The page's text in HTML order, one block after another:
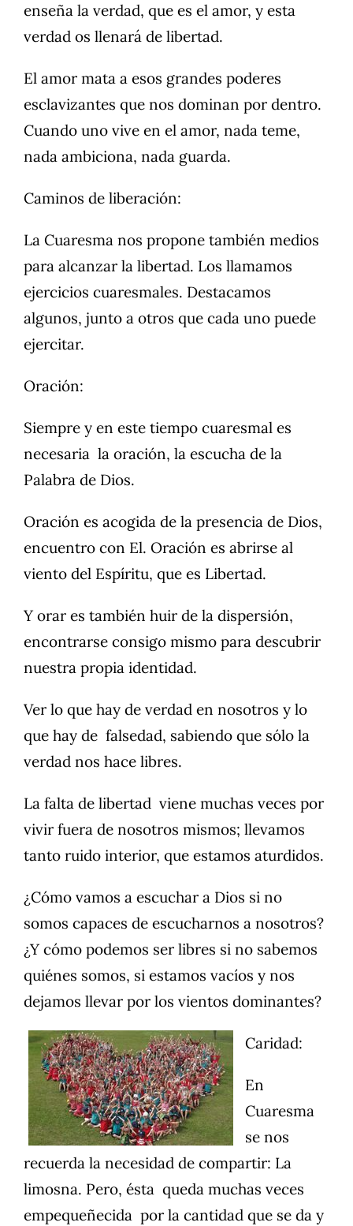
enseña la verdad, que es el amor, y esta
verdad os llenará de libertad.
El amor mata a esos grandes poderes
esclavizantes que nos dominan por dentro.
Cuando uno vive en el amor, nada teme,
nada ambiciona, nada guarda.
Caminos de liberación:
La Cuaresma nos propone también medios
para alcanzar la libertad. Los llamamos
ejercicios cuaresmales. Destacamos
algunos, junto a otros que cada uno puede
ejercitar.
Oración:
Siempre y en este tiempo cuaresmal es
necesaria la oración, la escucha de la
Palabra de Dios.
Oración es acogida de la presencia de Dios,
encuentro con El. Oración es abrirse al
viento del Espíritu, que es Libertad.
Y orar es también huir de la dispersión,
encontrarse consigo mismo para descubrir
nuestra propia identidad.
Ver lo que hay de verdad en nosotros y lo
que hay de falsedad, sabiendo que sólo la
verdad nos hace libres.
La falta de libertad viene muchas veces por
vivir fuera de nosotros mismos; llevamos
tanto ruido interior, que estamos aturdidos.
¿Cómo vamos a escuchar a Dios si no
somos capaces de escucharnos a nosotros?
¿Y cómo podemos ser libres si no sabemos
quiénes somos, si estamos vacíos y nos
dejamos llevar por los vientos dominantes?
Caridad:
En
Cuaresma
se nos
recuerda la necesidad de compartir: La
limosna. Pero, ésta queda muchas veces
empequeñecida por la cantidad que se da y